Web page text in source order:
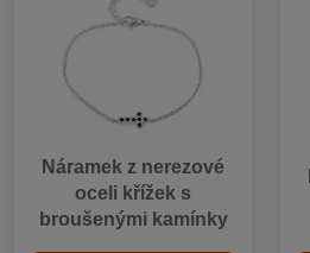
Náramek z nerezové
oceli křížek s
broušenými kamínky